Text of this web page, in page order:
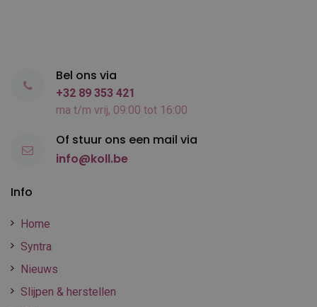
Info
Home
Syntra
Nieuws
Slijpen & herstellen
Bel ons via
+32 89 353 421
ma t/m vrij, 09:00 tot 16:00
Of stuur ons een mail via
info@koll.be